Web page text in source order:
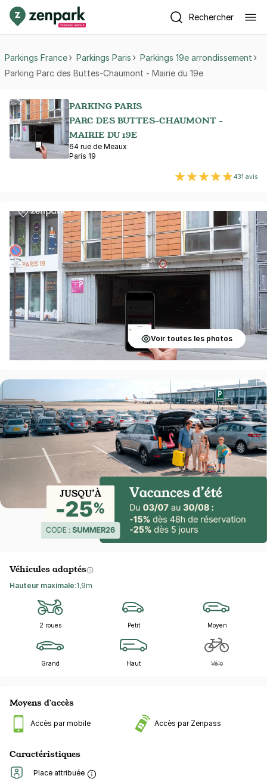
Rechercher
Parkings France Parkings Paris
Parkings 19e arrondissement
Parking Parc des Buttes-Chaumont - Mairie du 19e
PARKING PARIS
PARC DES BUTTES-CHAUMONT -
MAIRIE DU 19E
64 rue de Meaux
Paris 19
431 avis
Voir toutes les photos
Véhicules adaptés
Hauteur maximale:1,9m
2 roues Petit Moyen
Grand Haut Vélo
Moyens d'accès
Accès par mobile Accès par Zenpass
Caractéristiques
Place attribuée